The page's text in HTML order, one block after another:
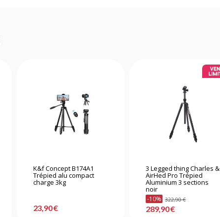
K&f Concept B174A1
Trépied alu compact
charge 3kg
23,90 €
3 Legged thing Charles &
AirHed Pro Trépied
Aluminium 3 sections
noir
-10% 322,90 €
289,90 €